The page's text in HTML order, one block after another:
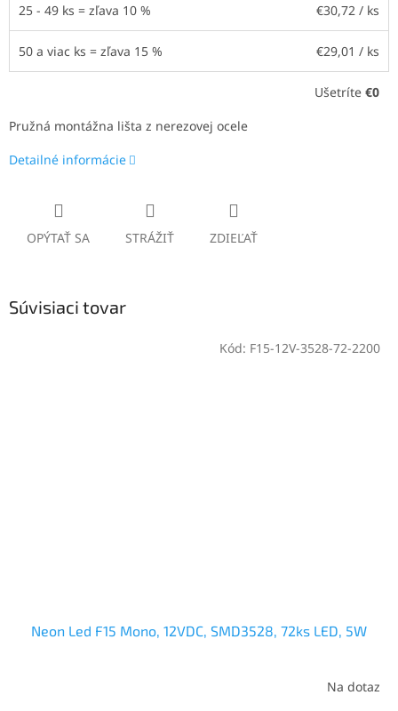
25 - 49 ks = zľava 10 % €30,72 / ks
50 a viac ks = zľava 15 % €29,01 / ks
Ušetríte €0
Pružná montážna lišta z nerezovej ocele
Detailné informácie
OPÝTAŤ SA STRÁŽIŤ ZDIEĽAŤ
Súvisiaci tovar
Neon Led F15 Mono, 12VDC, SMD3528, 72ks LED, 5W
Na dotaz
Kód: F15-12V-3528-72-2200